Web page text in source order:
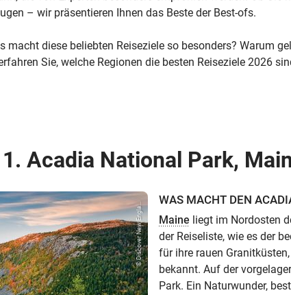
– wir präsentieren Ihnen das Beste der Best-ofs.
macht diese beliebten Reiseziele so besonders? Warum
Sie, welche Regionen die besten Reiseziele 2026
1. Acadia National Park,
© Discover New Engla...
WAS MACHT DEN
Maine liegt im Nordosten
der Reiseliste, wie es der
für ihre rauen
bekannt. Auf der
Park. Ein Naturwunder,